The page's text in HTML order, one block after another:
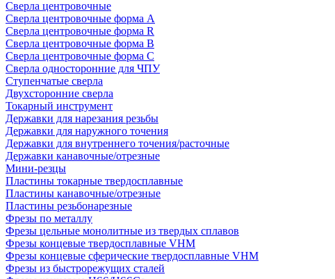
Сверла центровочные
Сверла центровочные форма A
Сверла центровочные форма R
Сверла центровочные форма B
Сверла центровочные форма C
Сверла односторонние для ЧПУ
Ступенчатые сверла
Двухсторонние сверла
Токарный инструмент
Державки для нарезания резьбы
Державки для наружного точения
Державки для внутреннего точения/расточные
Державки канавочные/отрезные
Мини-резцы
Пластины токарные твердосплавные
Пластины канавочные/отрезные
Пластины резьбонарезные
Фрезы по металлу
Фрезы цельные монолитные из твердых сплавов
Фрезы концевые твердосплавные VHM
Фрезы концевые сферические твердосплавные VHM
Фрезы из быстрорежущих сталей